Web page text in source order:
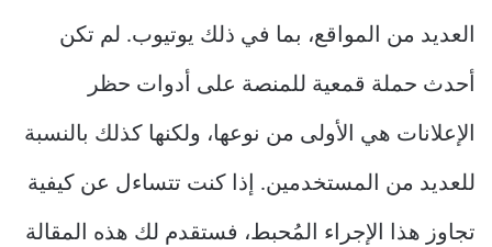
العديد من المواقع، بما في ذلك يوتيوب. لم تكن
أحدث حملة قمعية للمنصة على أدوات حظر
الإعلانات هي الأولى من نوعها، ولكنها كذلك بالنسبة
للعديد من المستخدمين. إذا كنت تتساءل عن كيفية
تجاوز هذا الإجراء المُحبط، فستقدم لك هذه المقالة